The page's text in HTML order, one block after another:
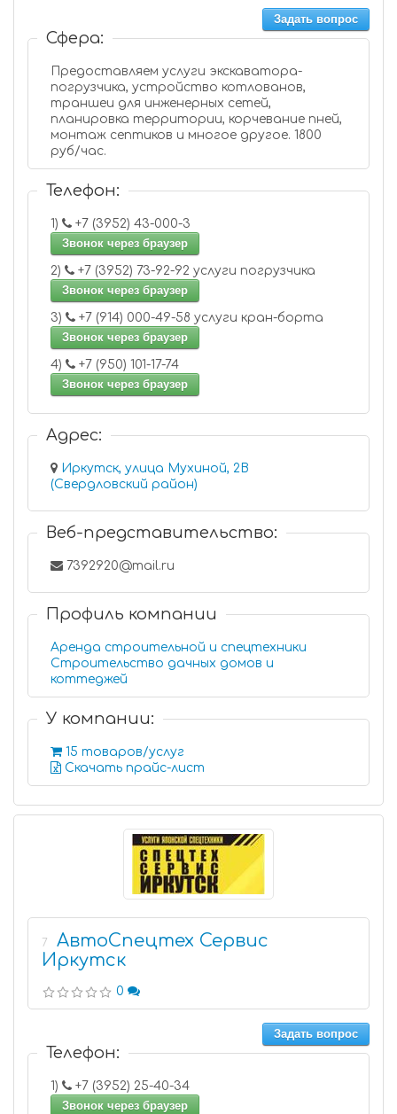
Задать вопрос
Сфера:
Предоставляем услуги экскаватора-
погрузчика, устройство котлованов,
траншеи для инженерных сетей,
планировка территории, корчевание пней,
монтаж септиков и многое другое. 1800
руб/час.
Телефон:
1)
+7 (3952) 43-000-3
Звонок через браузер
2)
+7 (3952) 73-92-92 услуги погрузчика
Звонок через браузер
3)
+7 (914) 000-49-58 услуги кран-борта
Звонок через браузер
4)
+7 (950) 101-17-74
Звонок через браузер
Адрес:
Иркутск, улица Мухиной, 2В
(Свердловский район)
Веб-представительство:
7392920@mail.ru
Профиль компании
Аренда строительной и спецтехники
Строительство дачных домов и
коттеджей
У компании:
15 товаров/услуг
Скачать прайс-лист
7
АвтоСпецтех Сервис
Иркутск
0
Задать вопрос
Телефон:
1)
+7 (3952) 25-40-34
Звонок через браузер